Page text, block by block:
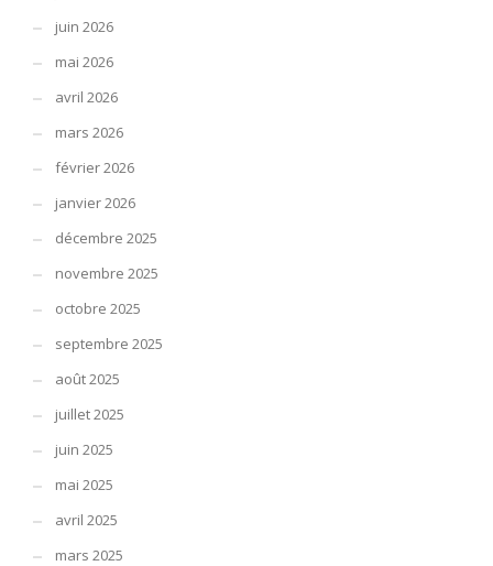
juin 2026
mai 2026
avril 2026
mars 2026
février 2026
janvier 2026
décembre 2025
novembre 2025
octobre 2025
septembre 2025
août 2025
juillet 2025
juin 2025
mai 2025
avril 2025
mars 2025